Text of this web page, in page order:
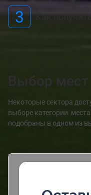
3 Как
Выбор мест
Некоторые сектора
выборе категории
подобраны в одном из